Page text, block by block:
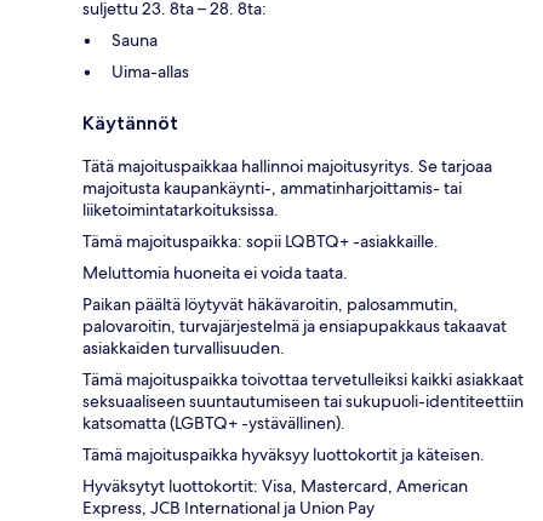
suljettu 23. 8ta – 28. 8ta:
Sauna
Uima-allas
Käytännöt
Tätä majoituspaikkaa hallinnoi majoitusyritys. Se tarjoaa
majoitusta kaupankäynti-, ammatinharjoittamis- tai
liiketoimintatarkoituksissa.
Tämä majoituspaikka: sopii LQBTQ+ -asiakkaille.
Meluttomia huoneita ei voida taata.
Paikan päältä löytyvät häkävaroitin, palosammutin,
palovaroitin, turvajärjestelmä ja ensiapupakkaus takaavat
asiakkaiden turvallisuuden.
Tämä majoituspaikka toivottaa tervetulleiksi kaikki asiakkaat
seksuaaliseen suuntautumiseen tai sukupuoli-identiteettiin
katsomatta (LGBTQ+ -ystävällinen).
Tämä majoituspaikka hyväksyy luottokortit ja käteisen.
Hyväksytyt luottokortit: Visa, Mastercard, American
Express, JCB International ja Union Pay